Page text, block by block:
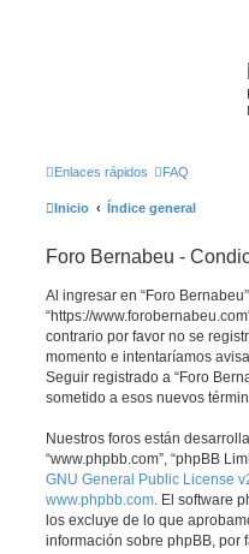
Enlaces rápidos FAQ
Inicio Índice general
Foro Bernabeu -
Al ingresar en “Foro
“https://
contrario por favor no se
momento e intentaríamos
Seguir registrado a “Foro
sometido a esos nuevos
Nuestros foros están
“www.phpbb.com”, “phpBB
GNU General Public License
www.phpbb.com . El software
los excluye de lo que
información sobre phpBB, por